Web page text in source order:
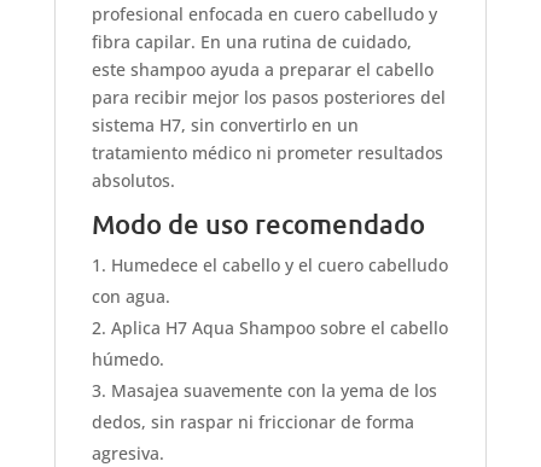
profesional enfocada en cuero cabelludo y
fibra capilar. En una rutina de cuidado,
este shampoo ayuda a preparar el cabello
para recibir mejor los pasos posteriores del
sistema H7, sin convertirlo en un
tratamiento médico ni prometer resultados
absolutos.
Modo de uso recomendado
Humedece el cabello y el cuero cabelludo
con agua.
Aplica H7 Aqua Shampoo sobre el cabello
húmedo.
Masajea suavemente con la yema de los
dedos, sin raspar ni friccionar de forma
agresiva.